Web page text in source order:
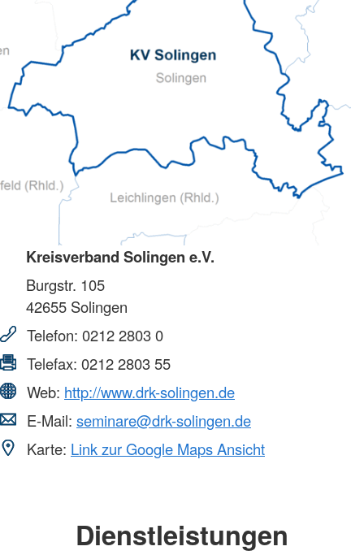
Kreisverband Solingen e.V.
Burgstr. 105
42655 Solingen
Telefon: 0212 2803 0
Telefax: 0212 2803 55
Web: http://www.drk-solingen.de
E-Mail: seminare@drk-solingen.de
Karte: Link zur Google Maps Ansicht
Dienstleistungen